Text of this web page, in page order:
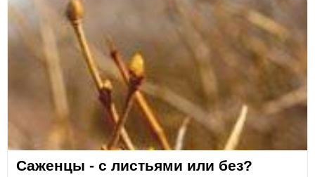
Саженцы - с листьями или без?